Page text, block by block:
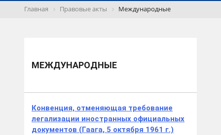
Главная Правовые акты Международные
МЕЖДУНАРОДНЫЕ
Конвенция, отменяющая требование
легализации иностранных официальных
документов (Гаага, 5 октября 1961 г.)